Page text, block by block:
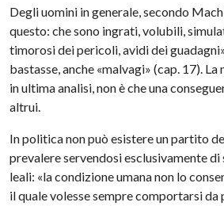
Degli uomini in generale, secondo
questo: che sono ingrati, volubili,
timorosi dei pericoli, avidi dei
bastasse, anche «malvagi» (cap. 17).
in ultima analisi, non è che una
altrui.
In politica non può esistere un partito
prevalere servendosi esclusivamente
leali: «la condizione umana non lo
il quale volesse sempre comportarsi da